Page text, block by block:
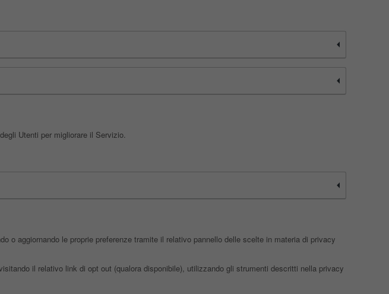
Utenti per migliorare il Servizio.
o aggiornando le proprie preferenze tramite il relativo pannello delle scelte in materia di privacy
il relativo link di opt out (qualora disponibile), utilizzando gli strumenti descritti nella privacy